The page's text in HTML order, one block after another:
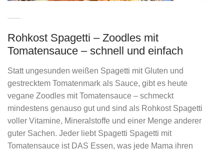
Rohkost Spagetti – Zoodles mit
Tomatensauce – schnell und einfach
Statt ungesunden weißen Spagetti mit Gluten und
gestrecktem Tomatenmark als Sauce, gibt es heute
vegane Zoodles mit Tomatensauce – schmeckt
mindestens genauso gut und sind als Rohkost Spagetti
voller Vitamine, Mineralstoffe und einer Menge anderer
guter Sachen. Jeder liebt Spagetti Spagetti mit
Tomatensauce ist DAS Essen, was jede Mama ihren